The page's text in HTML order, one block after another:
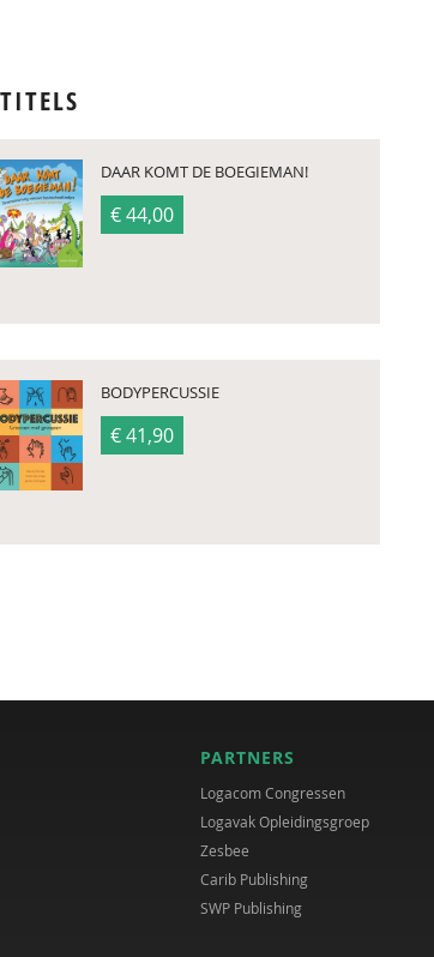
DAAR KOMT DE BOEGIEMAN!
€ 44,00
BODYPERCUSSIE
€ 41,90
PARTNERS
Logacom Congressen
Logavak Opleidingsgroep
Zesbee
Carib Publishing
SWP Publishing